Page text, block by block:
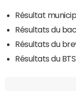
Résultat
Résultats du
Résultats du
Résultats du